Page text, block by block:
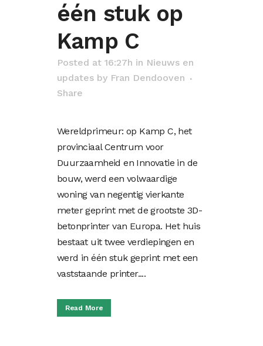
één stuk op
Kamp C
Posted at 16:27h in Nieuws en
updates by Fran Dendooven
Share
Wereldprimeur: op Kamp C, het
provinciaal Centrum voor
Duurzaamheid en Innovatie in de
bouw, werd een volwaardige
woning van negentig vierkante
meter geprint met de grootste 3D-
betonprinter van Europa. Het huis
bestaat uit twee verdiepingen en
werd in één stuk geprint met een
vaststaande printer....
Read More